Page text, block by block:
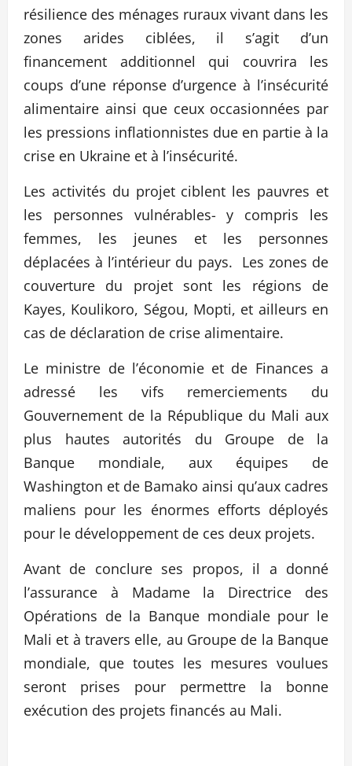
résilience des ménages ruraux vivant dans les
zones arides ciblées, il s’agit d’un
financement additionnel qui couvrira les
coups d’une réponse d’urgence à l’insécurité
alimentaire ainsi que ceux occasionnées par
les pressions inflationnistes due en partie à la
crise en Ukraine et à l’insécurité.
Les activités du projet ciblent les pauvres et
les personnes vulnérables- y compris les
femmes, les jeunes et les personnes
déplacées à l’intérieur du pays. Les zones de
couverture du projet sont les régions de
Kayes, Koulikoro, Ségou, Mopti, et ailleurs en
cas de déclaration de crise alimentaire.
Le ministre de l’économie et de Finances a
adressé les vifs remerciements du
Gouvernement de la République du Mali aux
plus hautes autorités du Groupe de la
Banque mondiale, aux équipes de
Washington et de Bamako ainsi qu’aux cadres
maliens pour les énormes efforts déployés
pour le développement de ces deux projets.
Avant de conclure ses propos, il a donné
l’assurance à Madame la Directrice des
Opérations de la Banque mondiale pour le
Mali et à travers elle, au Groupe de la Banque
mondiale, que toutes les mesures voulues
seront prises pour permettre la bonne
exécution des projets financés au Mali.